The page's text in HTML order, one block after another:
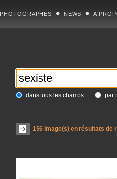
PHOTOGRAPHES NEWS A
dans tous les champs par
156image(s) en résultats de